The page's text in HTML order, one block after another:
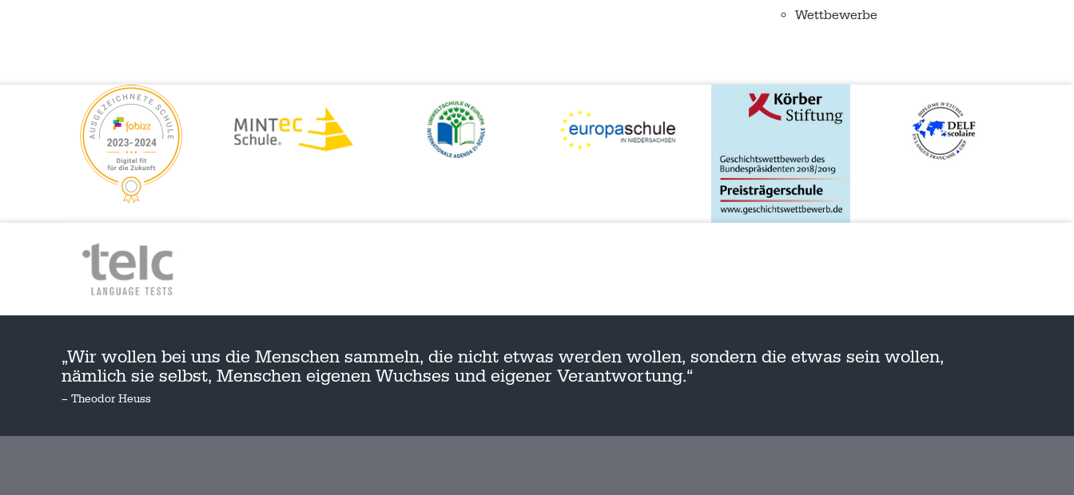
Wettbewerbe
„Wir wollen bei uns die Menschen sammeln, die nicht etwas werden wollen, sondern die etwas sein wollen,
nämlich sie selbst, Menschen eigenen Wuchses und eigener Verantwortung.“
– Theodor Heuss